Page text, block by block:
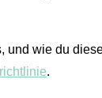
und wie du
.